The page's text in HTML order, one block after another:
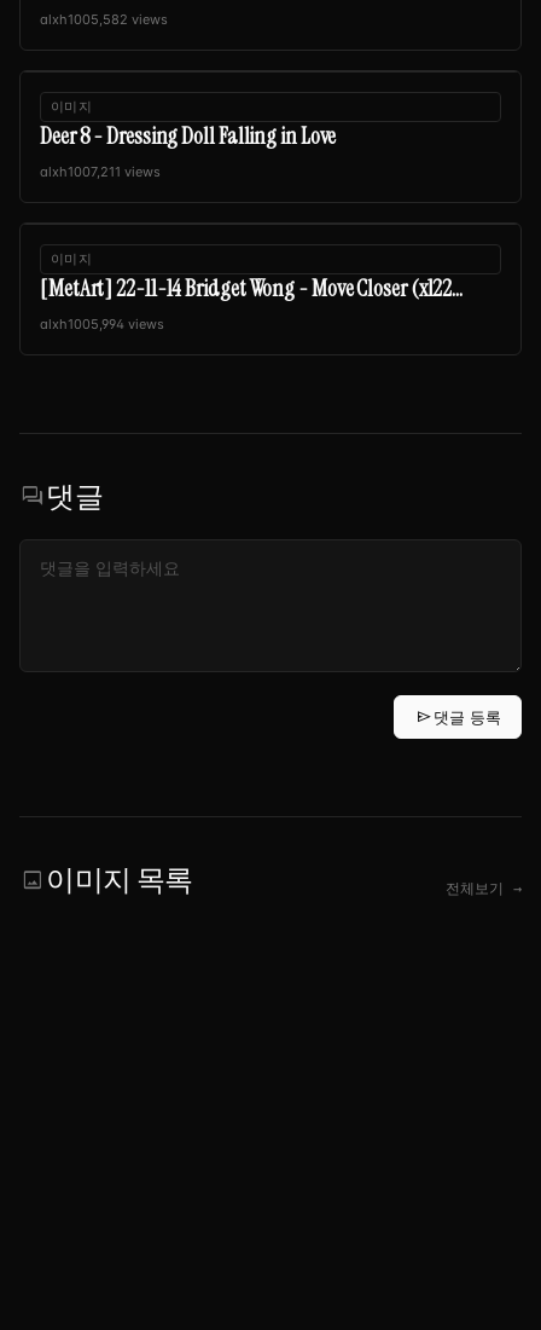
alxh1005,582 views
이미지
Deer 8 - Dressing Doll Falling in Love
alxh1007,211 views
이미지
[MetArt] 22-11-14 Bridget Wong - Move Closer (x122...
alxh1005,994 views
forum댓글
send댓글 등록
image 이미지 목록 전체보기 →